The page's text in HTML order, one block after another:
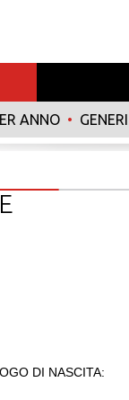
ANNO • GENERI
DI NASCITA: